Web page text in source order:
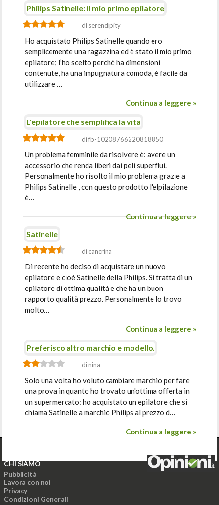
Philips Satinelle: il mio primo epilatore
di serendipity
Ho acquistato Philips Satinelle quando ero
semplicemente una ragazzina ed è stato il mio primo
epilatore; l’ho scelto perché ha dimensioni
contenute, ha una impugnatura comoda, è facile da
utilizzare …
Continua a leggere »
L'epilatore che semplifica la vita
di fb-10208766220818850
Un problema femminile da risolvere è: avere un
accessorio che renda liberi dai peli superflui.
Personalmente ho risolto il mio problema grazie a
Philips Satinelle , con questo prodotto l'elpilazione
è…
Continua a leggere »
Satinelle
di cancrina
Di recente ho deciso di acquistare un nuovo
epilatore e cioè Satinelle della Philips. Si tratta di un
epilatore di ottima qualità e che ha un buon
rapporto qualità prezzo. Personalmente lo trovo
molto…
Continua a leggere »
Preferisco altro marchio e modello.
di nina
Solo una volta ho voluto cambiare marchio per fare
una prova in quanto ho trovato un'ottima offerta in
un supermercato: ho acquistato un epilatore che si
chiama Satinelle a marchio Philips al prezzo d…
Continua a leggere »
CHI SIAMO
Pubblicità
Lavora con noi
Privacy
Condizioni Generali